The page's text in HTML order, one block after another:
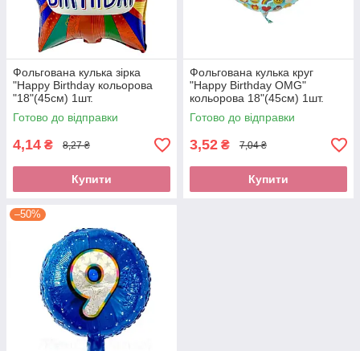
Фольгована кулька зірка
"Happy Birthday кольорова
"18"(45см) 1шт.
Готово до відправки
4,14 ₴ 8,27 ₴
Купити
Фольгована кулька круг
"Happy Birthday OMG"
кольорова 18"(45см) 1шт.
Готово до відправки
3,52 ₴ 7,04 ₴
Купити
–50%